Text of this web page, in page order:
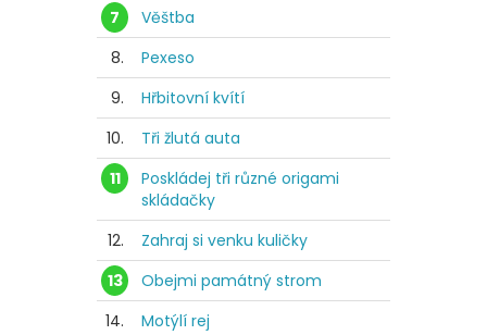
7
Věštba
8.
Pexeso
9.
Hřbitovní kvítí
10.
Tři žlutá auta
11
Poskládej tři různé origami
skládačky
12.
Zahraj si venku kuličky
13
Obejmi památný strom
14.
Motýlí rej